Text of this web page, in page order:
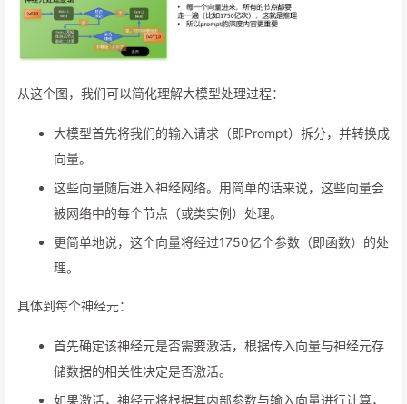
从这个图，我们可以简化理解大模型处理过程：
大模型首先将我们的输入请求（即Prompt）拆分，并转换成
向量。
这些向量随后进入神经网络。用简单的话来说，这些向量会
被网络中的每个节点（或类实例）处理。
更简单地说，这个向量将经过1750亿个参数（即函数）的处
理。
具体到每个神经元：
首先确定该神经元是否需要激活，根据传入向量与神经元存
储数据的相关性决定是否激活。
如果激活，神经元将根据其内部参数与输入向量进行计算，